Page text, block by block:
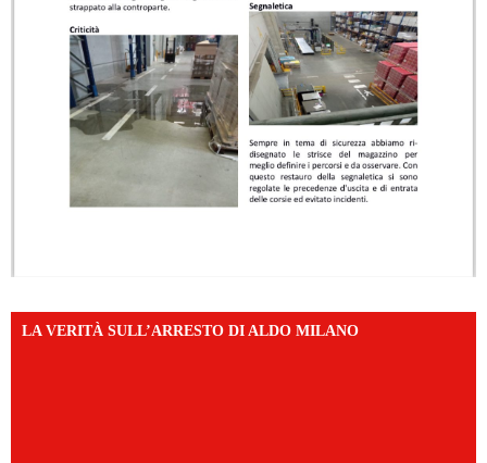
LA VERITÀ SULL’ARRESTO DI ALDO MILANO